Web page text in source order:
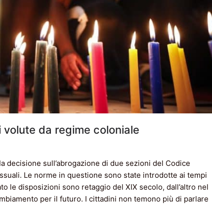
volute da regime coloniale
decisione sull’abrogazione di due sezioni del Codice
Le norme in questione sono state introdotte ai tempi
le disposizioni sono retaggio del XIX secolo, dall’altro nel
per il futuro. I cittadini non temono più di parlare